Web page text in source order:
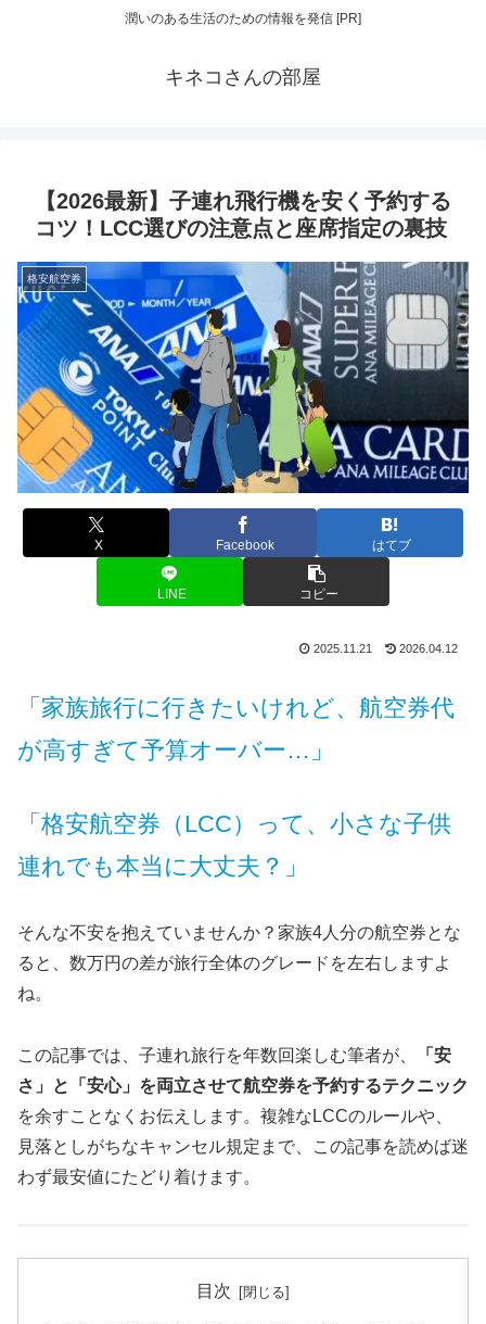
潤いのある生活のための情報を発信 [PR]
キネコさんの部屋
【2026最新】子連れ飛行機を安く予約する
コツ！LCC選びの注意点と座席指定の裏技
格安航空券
X Facebook はてブ
LINE コピー
2025.11.21 2026.04.12
「家族旅行に行きたいけれど、航空券代
が高すぎて予算オーバー…」
「格安航空券（LCC）って、小さな子供
連れでも本当に大丈夫？」
そんな不安を抱えていませんか？家族4人分の航空券とな
ると、数万円の差が旅行全体のグレードを左右しますよ
ね。
この記事では、子連れ旅行を年数回楽しむ筆者が、
「安
さ」と「安心」を両立させて航空券を予約するテクニック
を余すことなくお伝えします。複雑なLCCのルールや、
見落としがちなキャンセル規定まで、この記事を読めば迷
わず最安値にたどり着けます。
目次